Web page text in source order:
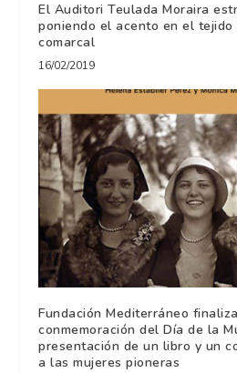
El Auditori Teulada Moraira
poniendo el acento en el
comarcal
16/02/2019
Fundación Mediterráneo
conmemoración del Día de la
presentación de un libro y un
a las mujeres pioneras